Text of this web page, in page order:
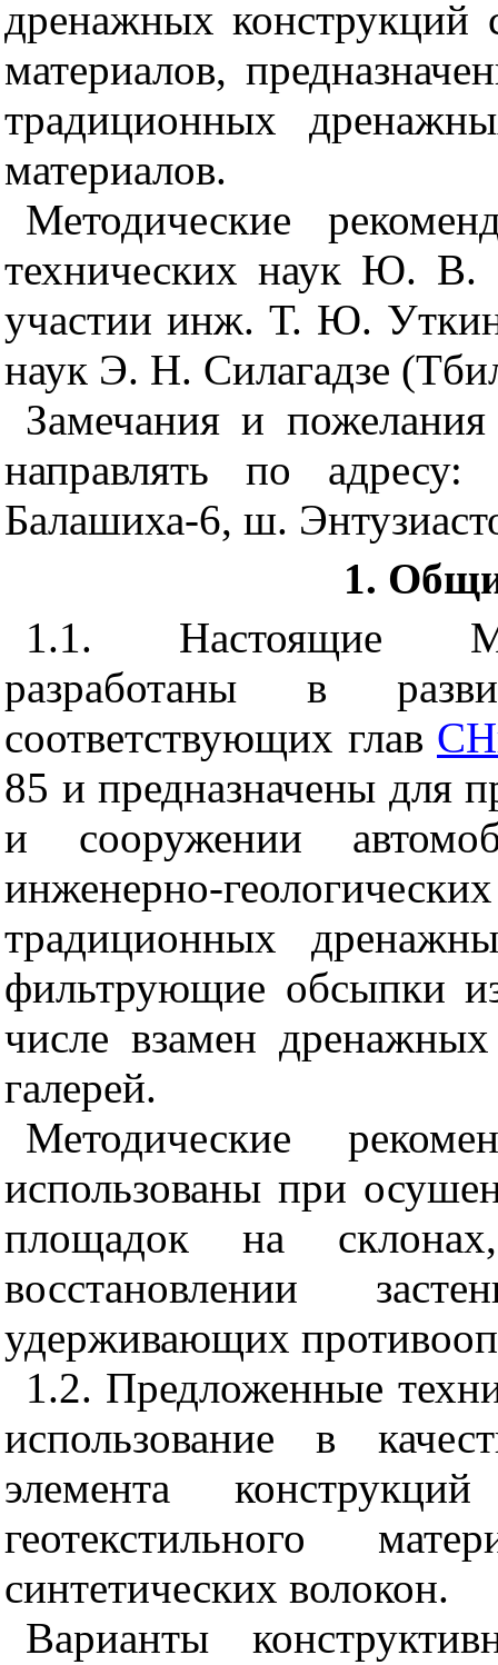
дренажных конструкций
материалов,
традиционных
материалов.
Методические
технических наук Ю.
участии инж. Т. Ю.
наук Э. Н. Силагадзе
Замечания и
направлять по
Балашиха-6, ш.
1.
1.1. Настоящие
разработаны в
соответствующих глав
85 и предназначены для
и сооружении
инженерно-
традиционных
фильтрующие обсыпки
числе взамен
галерей.
Методические
использованы при
площадок на
восстановлении
удерживающих
1.2. Предложенные
использование в
элемента
геотекстильного
синтетических волокон.
Варианты